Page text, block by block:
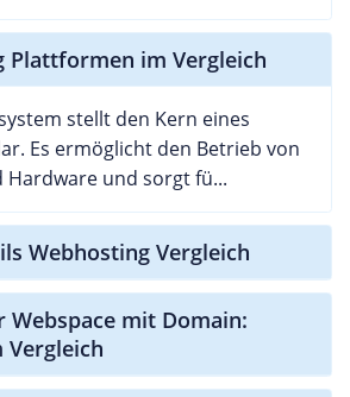
Plattformen im Vergleich
stellt den Kern eines
Es ermöglicht den Betrieb von
Hardware und sorgt fü...
Webhosting Vergleich
Webspace mit Domain: